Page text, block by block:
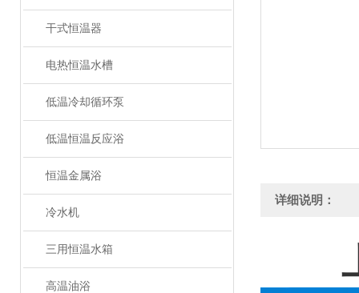
干式恒温器
电热恒温水槽
低温冷却循环泵
低温恒温反应浴
恒温金属浴
冷水机
三用恒温水箱
高温油浴
详细说明：